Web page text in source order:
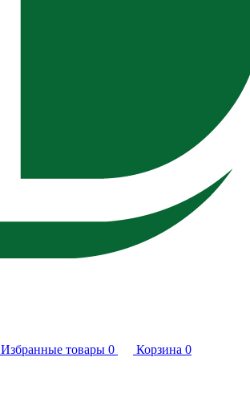
Избранные товары 0 Корзина 0